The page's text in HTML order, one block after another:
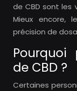
de CBD sont les
Mieux encore,
précision de
Pourquoi
de CBD ?
Certaines